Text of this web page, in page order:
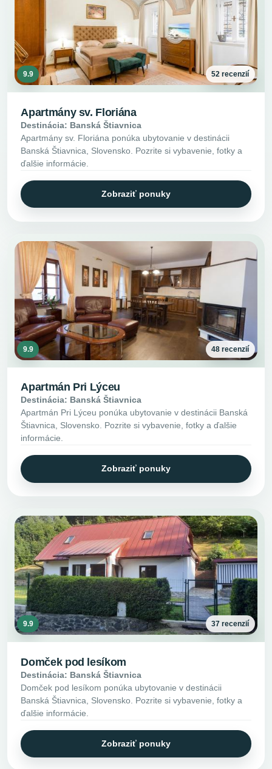
9.9 52 recenzií
Apartmány sv. Floriána
Destinácia: Banská Štiavnica
Apartmány sv. Floriána ponúka ubytovanie v destinácii
Banská Štiavnica, Slovensko. Pozrite si vybavenie, fotky a
ďalšie informácie.
Zobraziť ponuky
9.9 48 recenzií
Apartmán Pri Lýceu
Destinácia: Banská Štiavnica
Apartmán Pri Lýceu ponúka ubytovanie v destinácii Banská
Štiavnica, Slovensko. Pozrite si vybavenie, fotky a ďalšie
informácie.
Zobraziť ponuky
9.9 37 recenzií
Domček pod lesíkom
Destinácia: Banská Štiavnica
Domček pod lesíkom ponúka ubytovanie v destinácii
Banská Štiavnica, Slovensko. Pozrite si vybavenie, fotky a
ďalšie informácie.
Zobraziť ponuky